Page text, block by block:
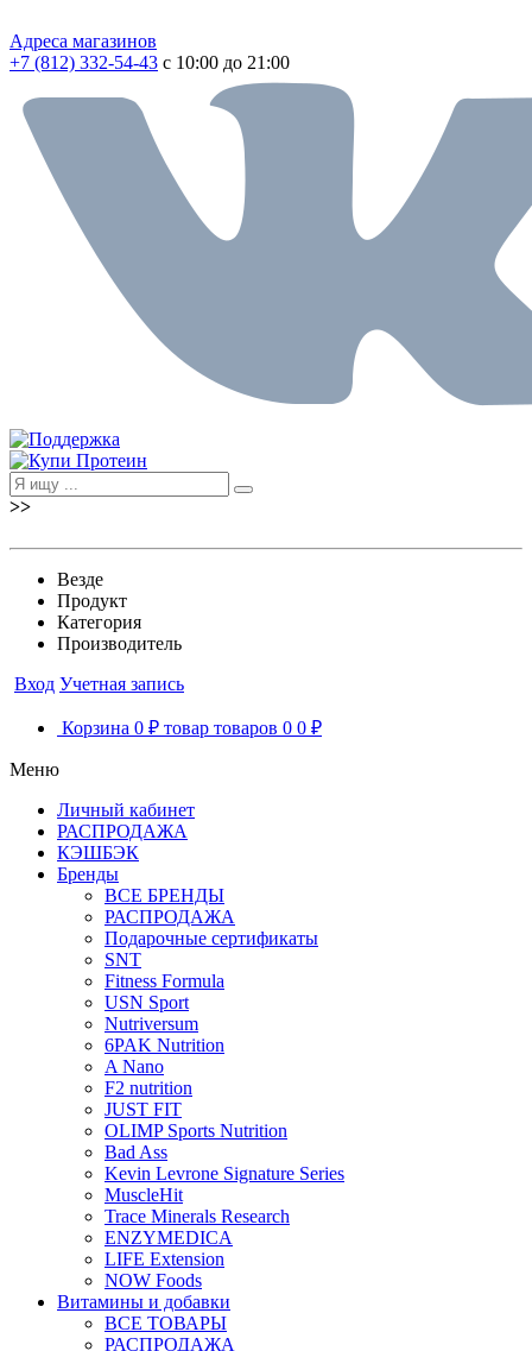
Адреса магазинов
+7 (812) 332-54-43 с 10:00 до 21:00
>>
Везде
Продукт
Категория
Производитель
Вход Учетная запись
Корзина 0 ₽ товар товаров 0 0 ₽
Меню
Личный кабинет
РАСПРОДАЖА
КЭШБЭК
Бренды
ВСЕ БРЕНДЫ
РАСПРОДАЖА
Подарочные сертификаты
SNT
Fitness Formula
USN Sport
Nutriversum
6PAK Nutrition
A Nano
F2 nutrition
JUST FIT
OLIMP Sports Nutrition
Bad Ass
Kevin Levrone Signature Series
MuscleHit
Trace Minerals Research
ENZYMEDICA
LIFE Extension
NOW Foods
Витамины и добавки
ВСЕ ТОВАРЫ
РАСПРОДАЖА